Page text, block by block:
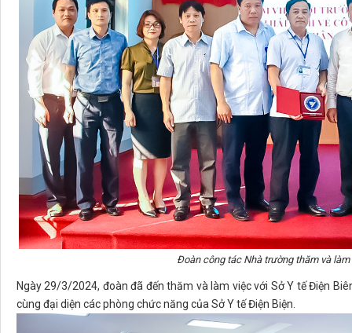
Đoàn công tác Nhà trường thăm và
Ngày 29/3/2024, đoàn đã đến thăm và làm việc với Sở Y tế Điện
cùng đại diện các phòng chức năng của Sở Y tế Điện Biện.